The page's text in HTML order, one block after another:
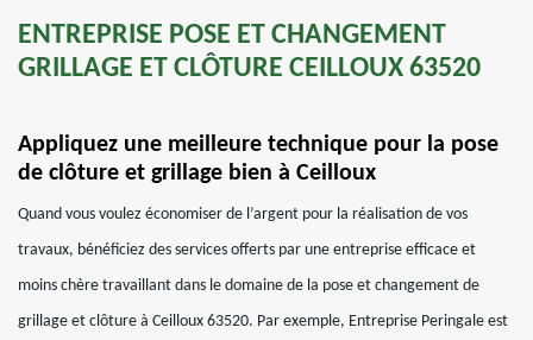
ENTREPRISE POSE ET CHANGEMENT
GRILLAGE ET CLÔTURE CEILLOUX 63520
Appliquez une meilleure technique pour la pose
de clôture et grillage bien à Ceilloux
Quand vous voulez économiser de l’argent pour la réalisation de vos
travaux, bénéficiez des services offerts par une entreprise efficace et
moins chère travaillant dans le domaine de la pose et changement de
grillage et clôture à Ceilloux 63520. Par exemple, Entreprise Peringale est